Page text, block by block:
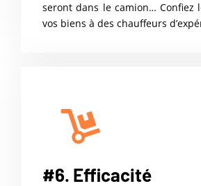
seront dans le camion… Confiez
vos biens à des chauffeurs
#6. Efficacité